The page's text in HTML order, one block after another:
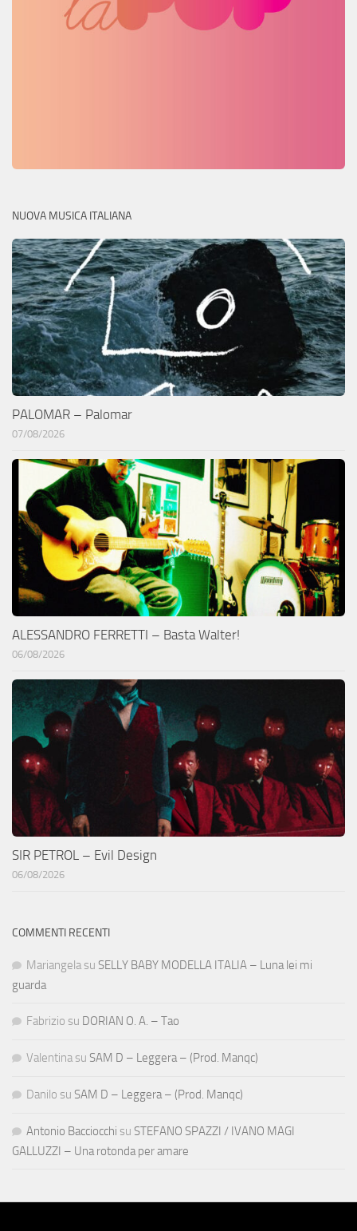
NUOVA MUSICA ITALIANA
PALOMAR – Palomar
07/08/2026
ALESSANDRO FERRETTI – Basta Walter!
06/08/2026
SIR PETROL – Evil Design
06/08/2026
COMMENTI RECENTI
Mariangela su SELLY BABY MODELLA ITALIA – Luna lei mi
guarda
Fabrizio su DORIAN O. A. – Tao
Valentina su SAM D – Leggera – (Prod. Manqc)
Danilo su SAM D – Leggera – (Prod. Manqc)
Antonio Bacciocchi su STEFANO SPAZZI / IVANO MAGI
GALLUZZI – Una rotonda per amare